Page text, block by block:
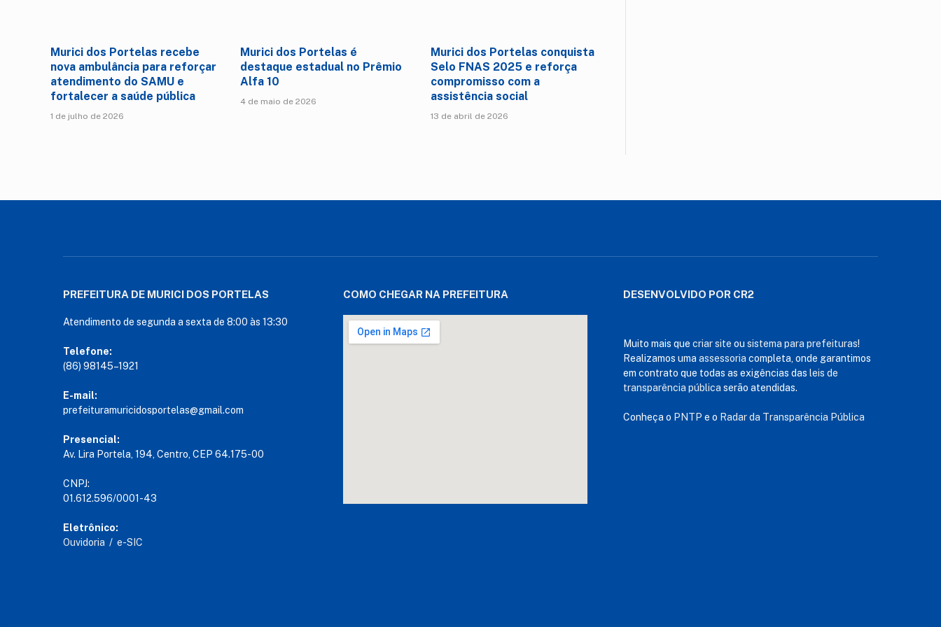
Murici dos Portelas recebe
nova ambulância para reforçar
atendimento do SAMU e
fortalecer a saúde pública
1 de julho de 2026
Murici dos Portelas é
destaque estadual no Prêmio
Alfa 10
4 de maio de 2026
Murici dos Portelas conquista
Selo FNAS 2025 e reforça
compromisso com a
assistência social
13 de abril de 2026
PREFEITURA DE MURICI DOS PORTELAS
Atendimento de segunda a sexta de 8:00 às 13:30
Telefone:
(86) 98145–1921
E-mail:
prefeituramuricidosportelas@gmail.com
Presencial:
Av. Lira Portela, 194, Centro, CEP 64.175-00
CNPJ:
01.612.596/0001-43
Eletrônico:
Ouvidoria / e-SIC
COMO CHEGAR NA PREFEITURA DESENVOLVIDO POR CR2
Muito mais que criar site ou sistema para prefeituras!
Realizamos uma assessoria completa, onde garantimos
em contrato que todas as exigências das leis de
transparência pública serão atendidas.
Conheça o PNTP e o Radar da Transparência Pública